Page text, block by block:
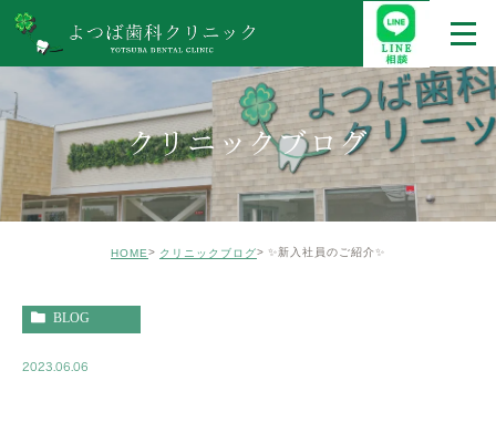
クリニックブログ
HOME クリニックブログ ✨新入社員のご紹介✨
BLOG
2023.06.06